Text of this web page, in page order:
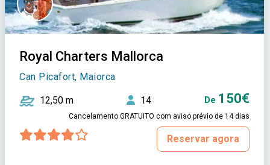
Royal Charters Mallorca
Can Picafort, Maiorca
12,50 m 14 De 150€
Cancelamento GRATUITO com aviso prévio de 14 dias
Reservar agora